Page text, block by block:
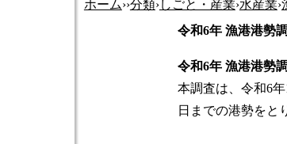
ホーム››分類›しごと・産業›水産業›
令和6年 漁港港勢
令和6年 漁港港勢
本調査は、令和6
日までの港勢をと